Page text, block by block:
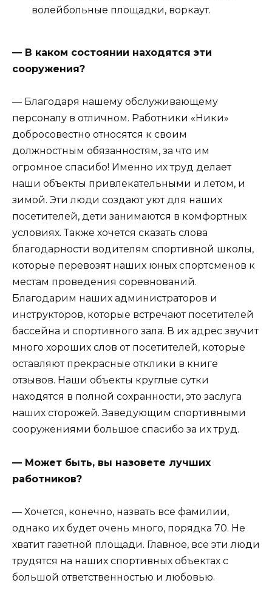
волейбольные площадки, воркаут.
— В каком состоянии находятся эти
сооружения?
— Благодаря нашему обслуживающему
персоналу в отличном. Работники «Ники»
добросовестно относятся к своим
должностным обязанностям, за что им
огромное спасибо! Именно их труд делает
наши объекты привлекательными и летом, и
зимой. Эти люди создают уют для наших
посетителей, дети занимаются в комфортных
условиях. Также хочется сказать слова
благодарности водителям спортивной школы,
которые перевозят наших юных спортсменов к
местам проведения соревнований.
Благодарим наших администраторов и
инструкторов, которые встречают посетителей
бассейна и спортивного зала. В их адрес звучит
много хороших слов от посетителей, которые
оставляют прекрасные отклики в книге
отзывов. Наши объекты круглые сутки
находятся в полной сохранности, это заслуга
наших сторожей. Заведующим спортивными
сооружениями большое спасибо за их труд.
— Может быть, вы назовете лучших
работников?
— Хочется, конечно, назвать все фамилии,
однако их будет очень много, порядка 70. Не
хватит газетной площади. Главное, все эти люди
трудятся на наших спортивных объектах с
большой ответственностью и любовью.